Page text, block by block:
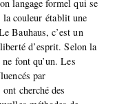
langage formel qui se
couleur établit une
Bauhaus, c’est un
d’esprit. Selon la
font qu’un. Les
par
cherché des